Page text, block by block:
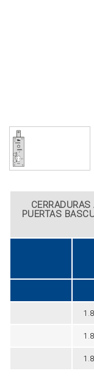
PUERTAS